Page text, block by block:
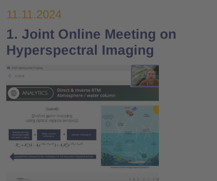
11.11.2024
1. Joint Online Meeting on
Hyperspectral Imaging